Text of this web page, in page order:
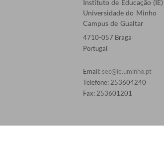
Instituto de Educação (IE)
Universidade do Minho
Campus de Gualtar
4710-057 Braga
Portugal
Email: sec@ie.uminho.pt
Telefone: 253604240
Fax: 253601201​